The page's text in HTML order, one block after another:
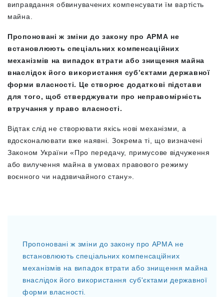
виправдання обвинувачених компенсувати їм вартість
майна.
Пропоновані ж зміни до закону про АРМА не
встановлюють спеціальних компенсаційних
механізмів на випадок втрати або знищення майна
внаслідок його використання суб’єктами державної
форми власності. Це створює додаткові підстави
для того, щоб стверджувати про неправомірність
втручання у право власності.
Відтак слід не створювати якісь нові механізми, а
вдосконалювати вже наявні. Зокрема ті, що визначені
Законом України «Про передачу, примусове відчуження
або вилучення майна в умовах правового режиму
воєнного чи надзвичайного стану».
Пропоновані ж зміни до закону про АРМА не
встановлюють спеціальних компенсаційних
механізмів на випадок втрати або знищення майна
внаслідок його використання суб'єктами державної
форми власності.